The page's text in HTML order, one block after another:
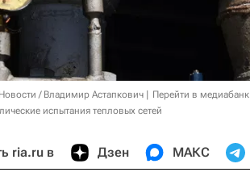
/ Владимир Астапкович
Перейти в медиабанк
испытания тепловых сетей
ria.ru в Дзен МАКС